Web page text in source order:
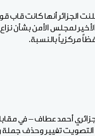
الجزائر أنها كانت قاب
لمجلس الأمن بشأن نزاع
مركزياً بالنسبة.
التصويت تغيير وحذف جملة